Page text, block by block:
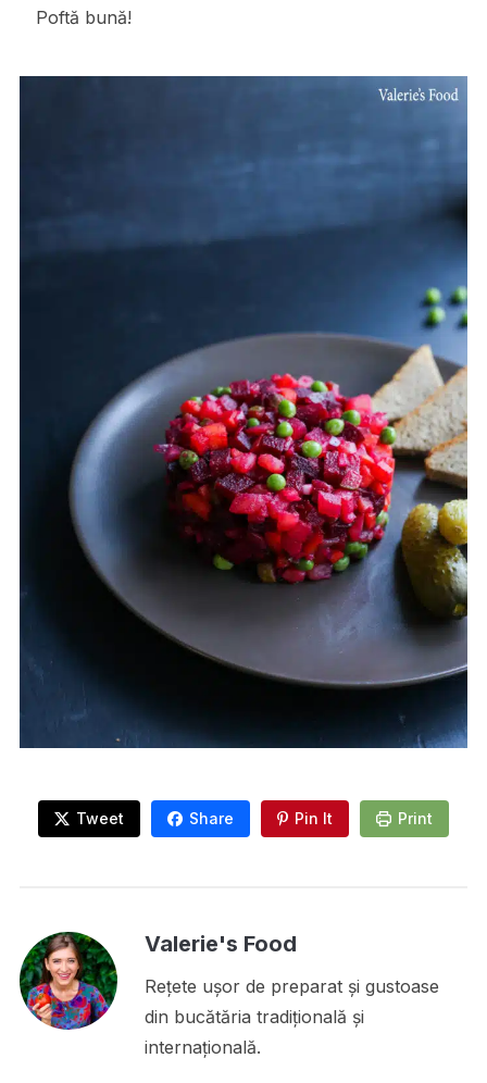
Poftă bună!
Tweet Share Pin It Print
Valerie's Food
Rețete ușor de preparat și gustoase
din bucătăria tradițională și
internațională.